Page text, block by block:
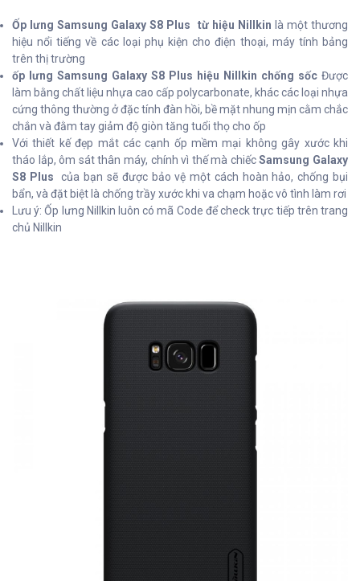
Ốp lưng Samsung Galaxy S8 Plus từ hiệu Nillkin là một thương
hiệu nổi tiếng về các loại phụ kiện cho điện thoại, máy tính bảng
trên thị trường
ốp lưng Samsung Galaxy S8 Plus hiệu Nillkin chống sốc Được
làm bằng chất liệu nhựa cao cấp polycarbonate, khác các loại nhựa
cứng thông thường ở đặc tính đàn hồi, bề mặt nhung mịn cằm chắc
chắn và đằm tay giảm độ giòn tăng tuổi thọ cho ốp
Với thiết kế đẹp mắt các cạnh ốp mềm mại không gây xước khi
tháo lắp, ôm sát thân máy, chính vì thế mà chiếcSamsung Galaxy
S8 Plus
của bạn sẽ được bảo vệ một cách hoàn hảo, chống bụi
bẩn, và đặt biệt là chống trầy xước khi va chạm hoặc vô tình làm rơi
Lưu ý: Ốp lưng Nillkin luôn có mã Code để check trực tiếp trên trang
chủ Nillkin